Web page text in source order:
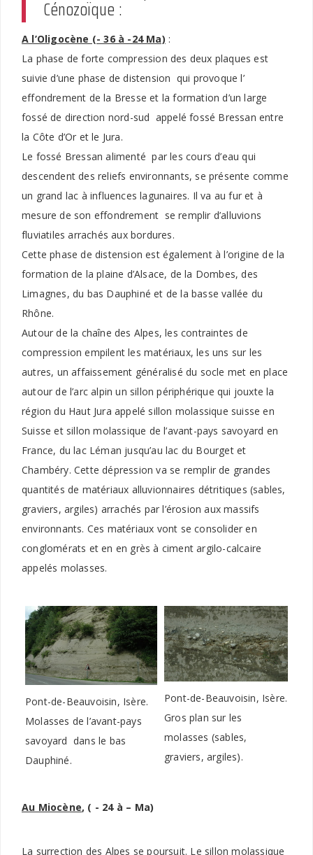
Cénozoïque :
A l’Oligocène (- 36 à -24 Ma) :
La phase de forte compression des deux plaques est
suivie d’une phase de distension qui provoque l’
effondrement de la Bresse et la formation d’un large
fossé de direction nord-sud appelé fossé Bressan entre
la Côte d’Or et le Jura.
Le fossé Bressan alimenté par les cours d’eau qui
descendent des reliefs environnants, se présente comme
un grand lac à influences lagunaires. Il va au fur et à
mesure de son effondrement se remplir d’alluvions
fluviatiles arrachés aux bordures.
Cette phase de distension est également à l’origine de la
formation de la plaine d’Alsace, de la Dombes, des
Limagnes, du bas Dauphiné et de la basse vallée du
Rhône.
Autour de la chaîne des Alpes, les contraintes de
compression empilent les matériaux, les uns sur les
autres, un affaissement généralisé du socle met en place
autour de l’arc alpin un sillon périphérique qui jouxte la
région du Haut Jura appelé sillon molassique suisse en
Suisse et sillon molassique de l’avant-pays savoyard en
France, du lac Léman jusqu’au lac du Bourget et
Chambéry. Cette dépression va se remplir de grandes
quantités de matériaux alluvionnaires détritiques (sables,
graviers, argiles) arrachés par l’érosion aux massifs
environnants. Ces matériaux vont se consolider en
conglomérats et en en grès à ciment argilo-calcaire
appelés molasses.
Pont-de-Beauvoisin, Isère.
Molasses de l’avant-pays
savoyard dans le bas
Dauphiné.
Pont-de-Beauvoisin, Isère.
Gros plan sur les
molasses (sables,
graviers, argiles).
Au Miocène, ( - 24 à – Ma)
La surrection des Alpes se poursuit. Le sillon molassique